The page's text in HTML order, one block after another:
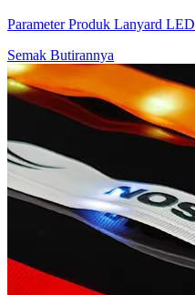
Parameter Produk Lanyard LED
Semak Butirannya